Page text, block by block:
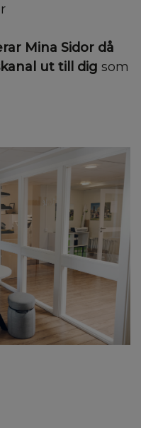
Mina Sidor då
ut till dig som